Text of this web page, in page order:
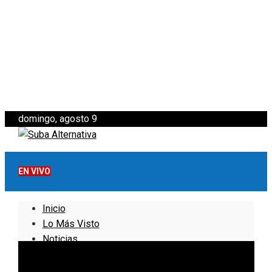
domingo, agosto 9
EN VIVO
Inicio
Lo Más Visto
Noticias